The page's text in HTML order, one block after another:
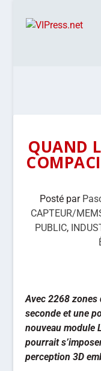
QUAND
Posté par
CAPTEUR/
PUBLIC,
Avec 2268
seconde et une
nouveau module
pourrait
perception 3D